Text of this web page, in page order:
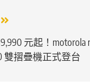
元起！motorola
雙摺疊機正式登台